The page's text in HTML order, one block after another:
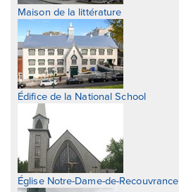
Maison de la littérature
Édifice de la National School
Église Notre-Dame-de-Recouvrance